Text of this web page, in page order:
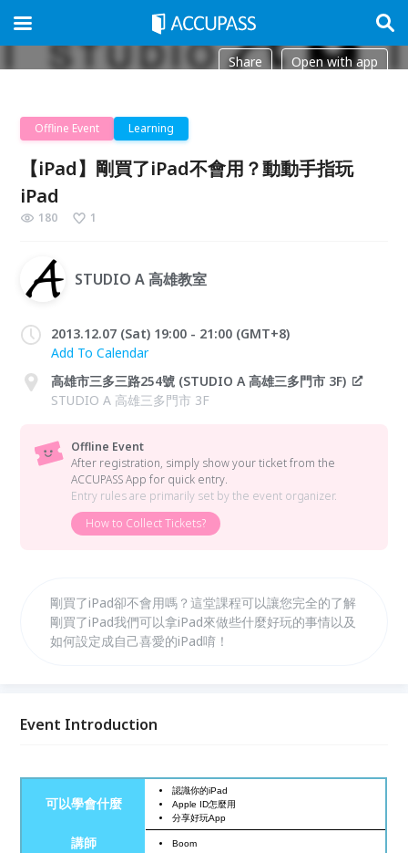
Share Open with app
Offline Event Learning
【iPad】剛買了iPad不會用？動動手指玩
iPad
180 1
STUDIO A 高雄教室
2013.12.07 (Sat) 19:00 - 21:00 (GMT+8)
Add To Calendar
高雄市三多三路254號 (STUDIO A 高雄三多門市 3F)
STUDIO A 高雄三多門市 3F
Offline Event
After registration, simply show your ticket from the
ACCUPASS App for quick entry.
Entry rules are primarily set by the event organizer.
How to Collect Tickets?
剛買了iPad卻不會用嗎？這堂課程可以讓您完全的了解
剛買了iPad我們可以拿iPad來做些什麼好玩的事情以及
如何設定成自己喜愛的iPad唷！
Event Introduction
可以學會什麼
認識你的iPad
Apple ID怎麼用
分享好玩App
講師 Boom